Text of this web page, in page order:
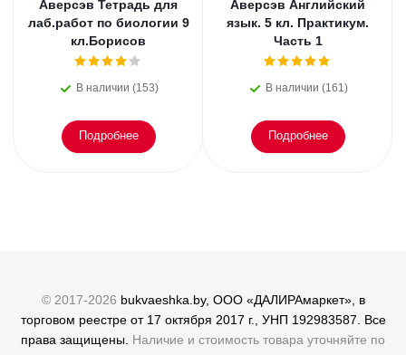
Аверсэв Тетрадь для
лаб.работ по биологии 9
кл.Борисов
В наличии (153)
Подробнее
Аверсэв Английский
язык. 5 кл. Практикум.
Часть 1
В наличии (161)
Подробнее
© 2017-2026 bukvaeshka.by, ООО «ДАЛИРАмаркет», в
торговом реестре от 17 октября 2017 г., УНП 192983587. Все
права защищены. Наличие и стоимость товара уточняйте по